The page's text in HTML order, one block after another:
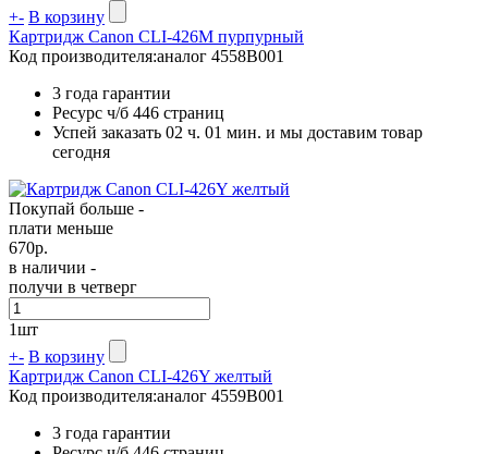
+- В корзину
Картридж Canon CLI-426M пурпурный
Код производителя:аналог 4558B001
3 года гарантии
Ресурс ч/б 446 страниц
Успей заказать 02 ч. 01 мин. и мы доставим товар
сегодня
Покупай больше -
плати меньше
670р.
в наличии -
получи в четверг
1шт
+- В корзину
Картридж Canon CLI-426Y желтый
Код производителя:аналог 4559B001
3 года гарантии